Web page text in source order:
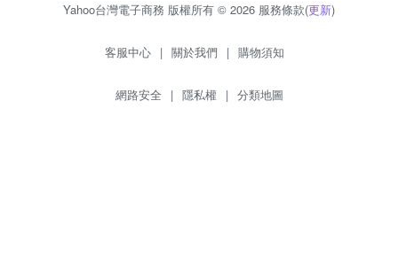
Yahoo台灣電子商務 版權所有 © 2026 服務條款(更新)
客服中心 | 關於我們 | 購物須知
網路安全 | 隱私權 | 分類地圖